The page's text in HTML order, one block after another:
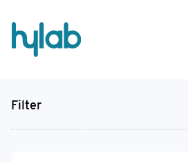
Filter